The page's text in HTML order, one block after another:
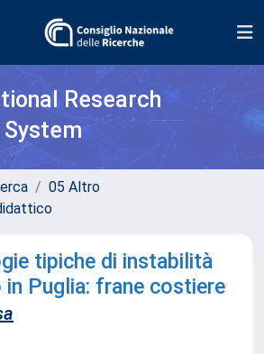
Research
System
05 Altro
tipiche di instabilità
Puglia: frane costiere